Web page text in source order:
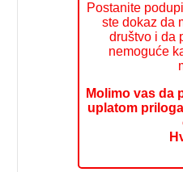
Postanite
ste dokaz da
društvo i da
nemoguće
Molimo vas da
uplatom